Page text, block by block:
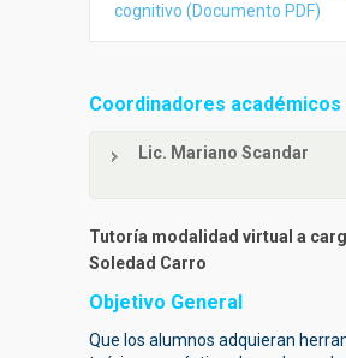
cognitivo (Documento PDF)
Coordinadores académicos
Lic. Mariano Scandar
Tutoría modalidad virtual a
Soledad Carro
Objetivo General
Que los alumnos adquieran